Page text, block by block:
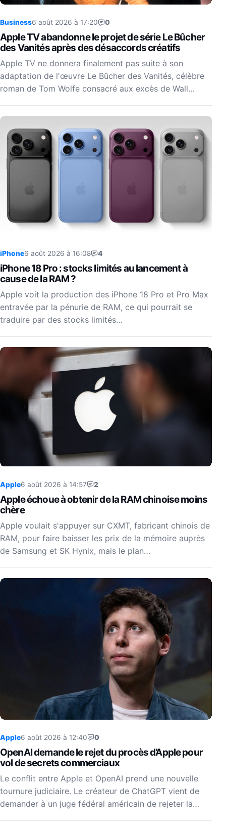
Business6 août 2026 à 17:20 0
Apple TV abandonne le projet de série Le Bûcher
des Vanités après des désaccords créatifs
Apple TV ne donnera finalement pas suite à son
adaptation de l'œuvre Le Bûcher des Vanités, célèbre
roman de Tom Wolfe consacré aux excès de Wall…
iPhone6 août 2026 à 16:08 4
iPhone 18 Pro : stocks limités au lancement à
cause de la RAM ?
Apple voit la production des iPhone 18 Pro et Pro Max
entravée par la pénurie de RAM, ce qui pourrait se
traduire par des stocks limités…
Apple6 août 2026 à 14:57 2
Apple échoue à obtenir de la RAM chinoise moins
chère
Apple voulait s'appuyer sur CXMT, fabricant chinois de
RAM, pour faire baisser les prix de la mémoire auprès
de Samsung et SK Hynix, mais le plan…
Apple6 août 2026 à 12:40 0
OpenAI demande le rejet du procès d’Apple pour
vol de secrets commerciaux
Le conflit entre Apple et OpenAI prend une nouvelle
tournure judiciaire. Le créateur de ChatGPT vient de
demander à un juge fédéral américain de rejeter la…